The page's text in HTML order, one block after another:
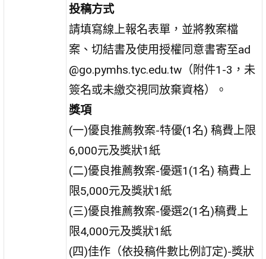
投稿方式
請填寫線上報名表單，並將教案檔
案、切結書及使用授權同意書寄至ad
@go.pymhs.tyc.edu.tw（附件1-3，未
簽名或未繳交視同放棄資格）。
獎項
(一)優良推薦教案-特優(1名) 稿費上限
6,000元及獎狀1紙
(二)優良推薦教案-優選1(1名) 稿費上
限5,000元及獎狀1紙
(三)優良推薦教案-優選2(1名)稿費上
限4,000元及獎狀1紙
(四)佳作（依投稿件數比例訂定)-獎狀